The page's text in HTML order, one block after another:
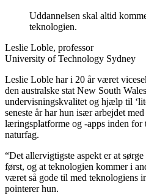
Uddannelsen skal altid
teknologien.
Leslie Loble, professor
University of Technology Sydney
Leslie Loble har i 20 år været
den australske stat New South
undervisningskvalitet og hjælp til
seneste år har hun især arbejdet
læringsplatforme og -apps inden for
naturfag.
“Det allervigtigste aspekt er at
først, og at teknologien kommer i
været så gode til med teknologiens
pointerer hun.